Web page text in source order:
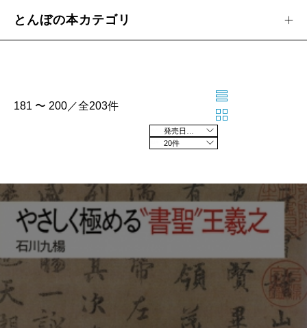
とんぼの本カテゴリ
181 〜 200／全203件
20件